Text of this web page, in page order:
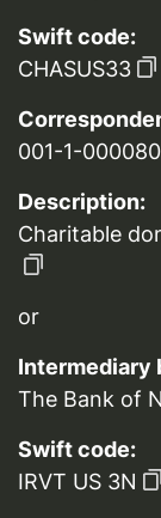
Swift code:
CHASUS33
001-1-000080
Description:
Charitable
or
Intermediary
The Bank of
Swift code:
IRVT US 3N